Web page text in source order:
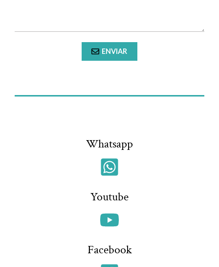
ENVIAR
Whatsapp
Youtube
Facebook